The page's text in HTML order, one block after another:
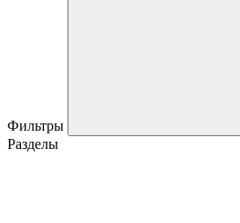
Фильтры
Разделы